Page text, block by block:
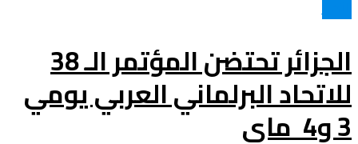
الجزائر تحتضن المؤتمر الـ 38
للاتحاد البرلماني العربي يومي
3 و4 ماي